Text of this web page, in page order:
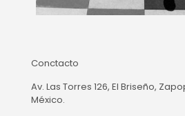
Conctacto
Av. Las Torres 126, El Briseño,
México.